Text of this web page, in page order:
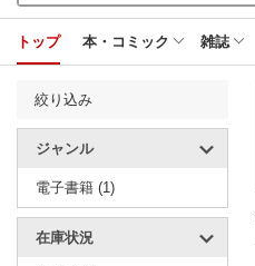
トップ 本・コミック 雑誌
絞り込み
ジャンル
電子書籍 (1)
在庫状況